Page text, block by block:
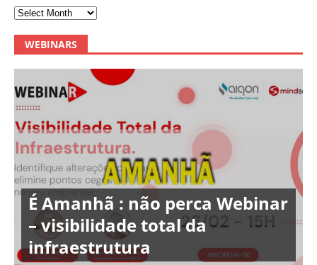
WEBINARS
É Amanhã : não perca Webinar
– visibilidade total da
infraestrutura